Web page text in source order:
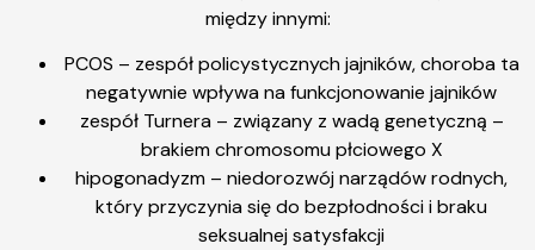
między innymi:
PCOS – zespół policystycznych jajników, choroba ta
negatywnie wpływa na funkcjonowanie jajników
zespół Turnera – związany z wadą genetyczną –
brakiem chromosomu płciowego X
hipogonadyzm – niedorozwój narządów rodnych,
który przyczynia się do bezpłodności i braku
seksualnej satysfakcji